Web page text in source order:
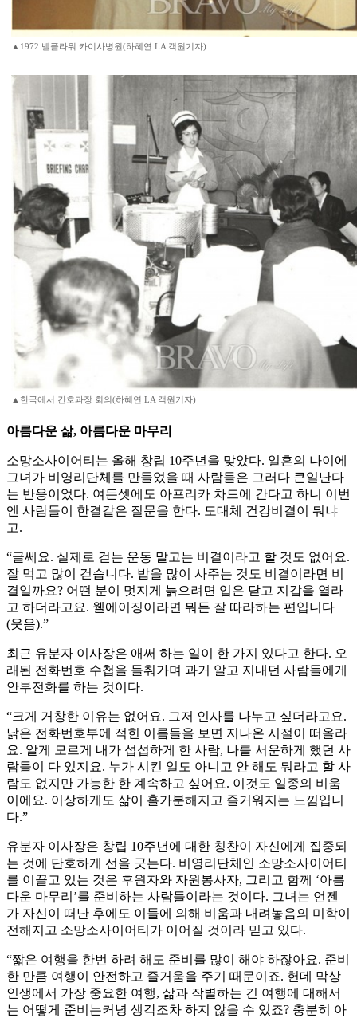
▲1972 벨플라워 카이사병원(하혜연 LA 객원기자)
▲한국에서 간호과장 회의(하혜연 LA 객원기자)
아름다운 삶, 아름다운 마무리
소망소사이어티는 올해 창립 10주년을 맞았다. 일흔의 나이에
그녀가 비영리단체를 만들었을 때 사람들은 그러다 큰일난다
는 반응이었다. 여든셋에도 아프리카 차드에 간다고 하니 이번
엔 사람들이 한결같은 질문을 한다. 도대체 건강비결이 뭐냐
고.
“글쎄요. 실제로 걷는 운동 말고는 비결이라고 할 것도 없어요.
잘 먹고 많이 걷습니다. 밥을 많이 사주는 것도 비결이라면 비
결일까요? 어떤 분이 멋지게 늙으려면 입은 닫고 지갑을 열라
고 하더라고요. 웰에이징이라면 뭐든 잘 따라하는 편입니다
(웃음).”
최근 유분자 이사장은 애써 하는 일이 한 가지 있다고 한다. 오
래된 전화번호 수첩을 들춰가며 과거 알고 지내던 사람들에게
안부전화를 하는 것이다.
“크게 거창한 이유는 없어요. 그저 인사를 나누고 싶더라고요.
낡은 전화번호부에 적힌 이름들을 보면 지나온 시절이 떠올라
요. 알게 모르게 내가 섭섭하게 한 사람, 나를 서운하게 했던 사
람들이 다 있지요. 누가 시킨 일도 아니고 안 해도 뭐라고 할 사
람도 없지만 가능한 한 계속하고 싶어요. 이것도 일종의 비움
이에요. 이상하게도 삶이 홀가분해지고 즐거워지는 느낌입니
다.”
유분자 이사장은 창립 10주년에 대한 칭찬이 자신에게 집중되
는 것에 단호하게 선을 긋는다. 비영리단체인 소망소사이어티
를 이끌고 있는 것은 후원자와 자원봉사자, 그리고 함께 ‘아름
다운 마무리’를 준비하는 사람들이라는 것이다. 그녀는 언젠
가 자신이 떠난 후에도 이들에 의해 비움과 내려놓음의 미학이
전해지고 소망소사이어티가 이어질 것이라 믿고 있다.
“짧은 여행을 한번 하려 해도 준비를 많이 해야 하잖아요. 준비
한 만큼 여행이 안전하고 즐거움을 주기 때문이죠. 헌데 막상
인생에서 가장 중요한 여행, 삶과 작별하는 긴 여행에 대해서
는 어떻게 준비는커녕 생각조차 하지 않을 수 있죠? 충분히 아